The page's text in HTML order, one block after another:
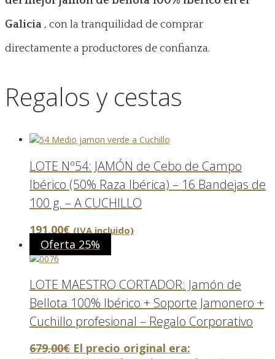
Galicia , con la tranquilidad de comprar
directamente a productores de confianza.
Regalos y cestas
LOTE Nº54: JAMÓN de Cebo de Campo
Ibérico (50% Raza Ibérica) – 16 Bandejas de
100 g. – A CUCHILLO
191,00€ (IVA incluido)
Oferta 25%
LOTE MAESTRO CORTADOR: Jamón de
Bellota 100% Ibérico + Soporte Jamonero +
Cuchillo profesional – Regalo Corporativo
679,00€ El precio original era: